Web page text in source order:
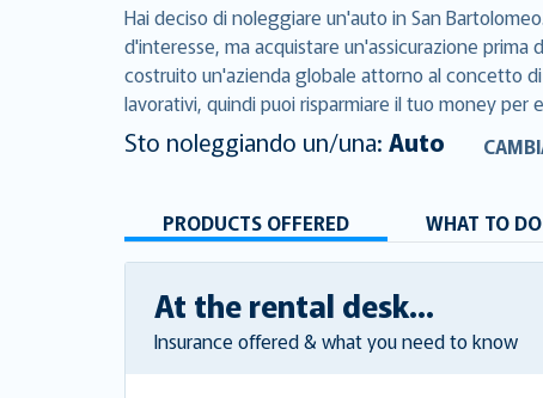
Hai deciso di noleggiare un'auto in San
d'interesse, ma acquistare un'assicurazione
costruito un'azienda globale attorno al concetto
lavorativi, quindi puoi risparmiare il tuo money per
Sto noleggiando un/una: Auto
PRODUCTS OFFERED WHAT TO
At the rental desk...
Insurance offered & what you need to know